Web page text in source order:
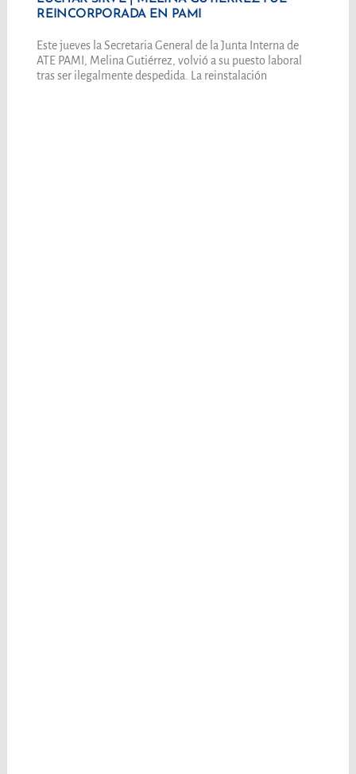
REINCORPORADA EN PAMI
Este jueves la Secretaria General de la Junta Interna de
ATE PAMI, Melina Gutiérrez, volvió a su puesto laboral
tras ser ilegalmente despedida. La reinstalación